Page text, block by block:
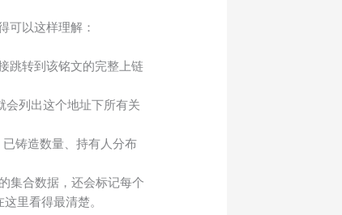
可以这样理解：
跳转到该铭文的完整上链
会列出这个地址下所有关
铸造数量、持有人分布
集合数据，还会标记每个
里看得最清楚。